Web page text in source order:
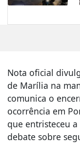
Nota oficial
de Marília na
comunica o
ocorrência em
que entristeceu
debate sobre